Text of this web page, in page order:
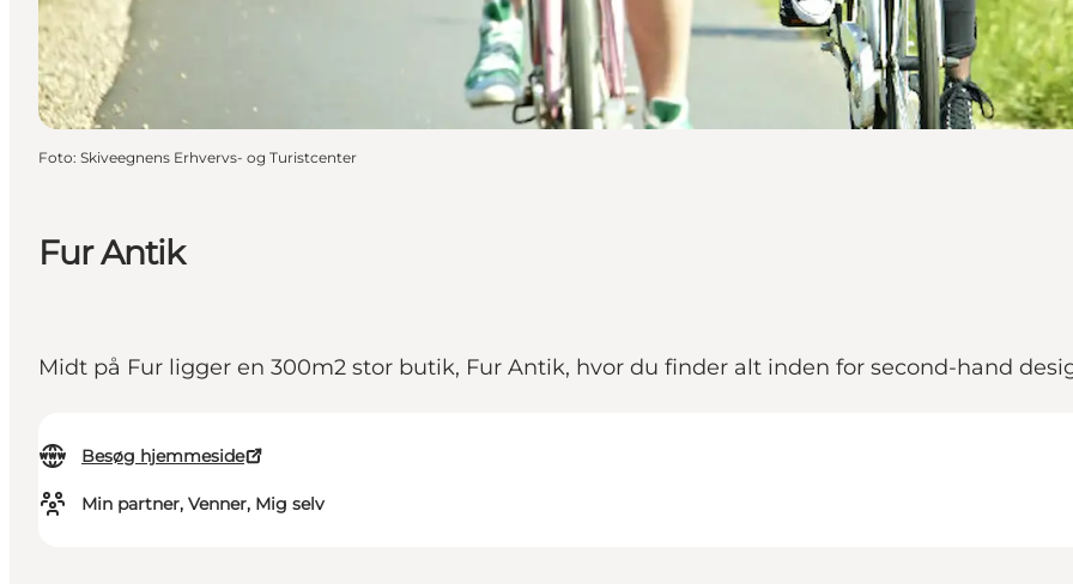
Fur Antik
Midt på Fur ligger en 300m2 stor butik, Fur Antik, hvor du finder alt inden for second-hand
Besøg hjemmeside
Min partner, Venner, Mig selv
Foto: Skiveegnens Erhvervs- og Turistcenter